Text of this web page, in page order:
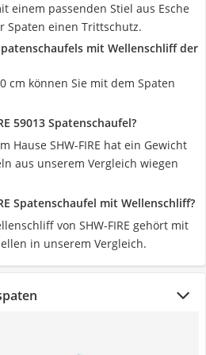
einem passenden Stiel aus Esche
Spaten einen Trittschutz.
mit Wellenschliff der
cm können Sie mit dem Spaten
59013 Spatenschaufel?
Hause SHW-FIRE hat ein Gewicht
aus unserem Vergleich wiegen
Spatenschaufel mit Wellenschliff?
von SHW-FIRE gehört mit
in unserem Vergleich.